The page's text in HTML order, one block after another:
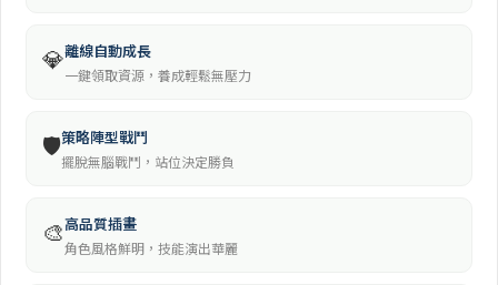
💎離線自動成長
一鍵領取資源，養成輕鬆無壓力
🛡️策略陣型戰鬥
擺脫無腦戰鬥，站位決定勝負
🎨高品質插畫
角色風格鮮明，技能演出華麗